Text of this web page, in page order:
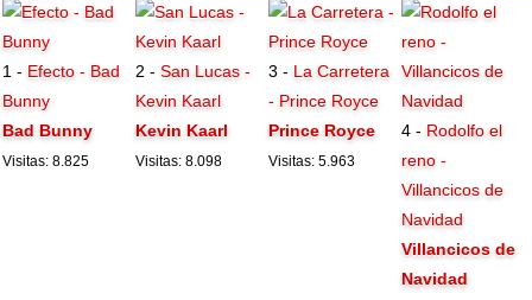
1 - Efecto - Bad
Bunny
Bad Bunny
Visitas: 8.825
2 -San Lucas -
Kevin Kaarl
Kevin Kaarl
Visitas: 8.098
3 - La Carretera
- Prince Royce
Prince Royce
Visitas: 5.963
4 - Rodolfo el
reno -
Villancicos de
Navidad
Villancicos de
Navidad